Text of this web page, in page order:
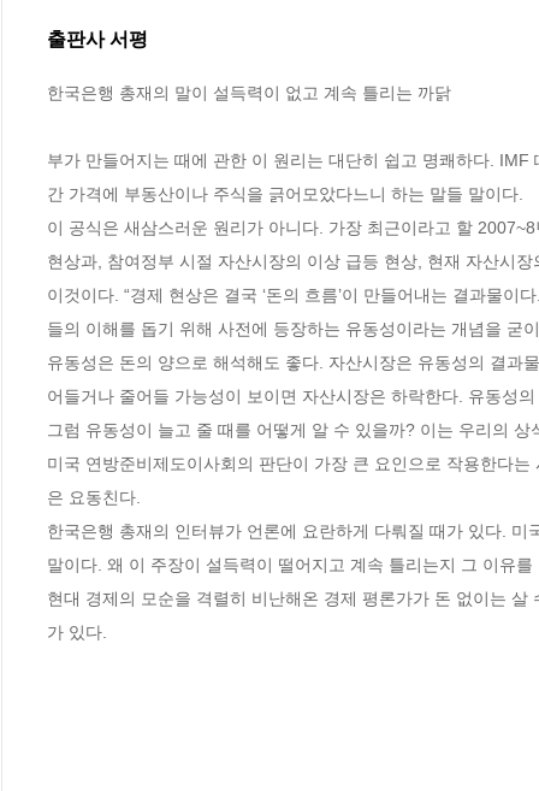
출판사 서평
한국은행 총재의 말이 설득력이 없고 계속 틀리는 까닭
부가 만들어지는 때에 관한 이 원리는 대단히 쉽고 명쾌하다.
간 가격에 부동산이나 주식을 긁어모았다느니 하는 말들 말이다.
이 공식은 새삼스러운 원리가 아니다. 가장 최근이라고 할
현상과, 참여정부 시절 자산시장의 이상 급등 현상, 현재 자산시
이것이다. “경제 현상은 결국 ‘돈의 흐름’이 만들어내는 결과물이
들의 이해를 돕기 위해 사전에 등장하는 유동성이라는 개념을 굳
유동성은 돈의 양으로 해석해도 좋다. 자산시장은 유동성의 결과
어들거나 줄어들 가능성이 보이면 자산시장은 하락한다. 유동성
그럼 유동성이 늘고 줄 때를 어떻게 알 수 있을까? 이는 우리의
미국 연방준비제도이사회의 판단이 가장 큰 요인으로 작용한다
은 요동친다.
한국은행 총재의 인터뷰가 언론에 요란하게 다뤄질 때가 있다.
말이다. 왜 이 주장이 설득력이 떨어지고 계속 틀리는지 그 이유를
현대 경제의 모순을 격렬히 비난해온 경제 평론가가 돈 없이는
가 있다.